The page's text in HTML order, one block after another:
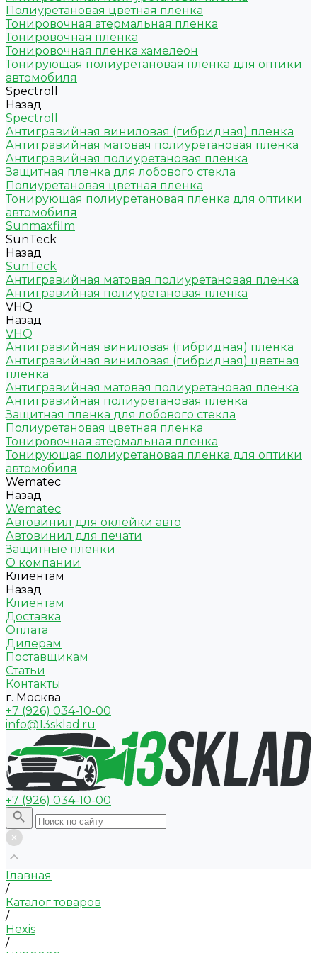
Полиуретановая цветная пленка
Тонировочная атермальная пленка
Тонировочная пленка
Тонировочная пленка хамелеон
Тонирующая полиуретановая пленка для оптики
автомобиля
Spectroll
Назад
Spectroll
Антигравийная виниловая (гибридная) пленка
Антигравийная матовая полиуретановая пленка
Антигравийная полиуретановая пленка
Защитная пленка для лобового стекла
Полиуретановая цветная пленка
Тонирующая полиуретановая пленка для оптики
автомобиля
Sunmaxfilm
SunTeck
Назад
SunTeck
Антигравийная матовая полиуретановая пленка
Антигравийная полиуретановая пленка
VHQ
Назад
VHQ
Антигравийная виниловая (гибридная) пленка
Антигравийная виниловая (гибридная) цветная
пленка
Антигравийная матовая полиуретановая пленка
Антигравийная полиуретановая пленка
Защитная пленка для лобового стекла
Полиуретановая цветная пленка
Тонировочная атермальная пленка
Тонирующая полиуретановая пленка для оптики
автомобиля
Wematec
Назад
Wematec
Автовинил для оклейки авто
Автовинил для печати
Защитные пленки
О компании
Клиентам
Назад
Клиентам
Доставка
Оплата
Дилерам
Поставщикам
Статьи
Контакты
г. Москва
+7 (926) 034-10-00
info@13sklad.ru
+7 (926) 034-10-00
Главная
/
Каталог товаров
/
Hexis
/